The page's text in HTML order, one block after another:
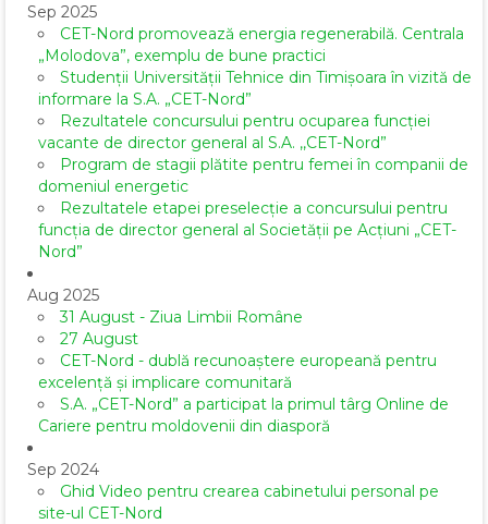
Sep 2025
CET-Nord promovează energia regenerabilă. Centrala
„Molodova”, exemplu de bune practici
Studenții Universității Tehnice din Timișoara în vizită de
informare la S.A. „CET-Nord”
Rezultatele concursului pentru ocuparea funcției
vacante de director general al S.A. ,,CET-Nord”
Program de stagii plătite pentru femei în companii de
domeniul energetic
Rezultatele etapei preselecție a concursului pentru
funcția de director general al Societăţii pe Acţiuni „CET-
Nord”
Aug 2025
31 August - Ziua Limbii Române
27 August
CET-Nord - dublă recunoaștere europeană pentru
excelență și implicare comunitară
S.A. „CET-Nord” a participat la primul târg Online de
Cariere pentru moldovenii din diasporă
Sep 2024
Ghid Video pentru crearea cabinetului personal pe
site-ul CET-Nord